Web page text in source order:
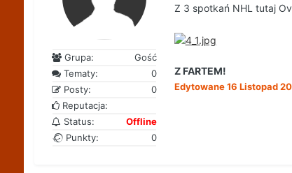
Grupa:
Gość
Tematy:
0
Posty:
0
Reputacja:
Status:
Offline
Punkty:
0
Z 3 spotkań NHL tutaj
Z FARTEM!
Edytowane16 Listopad